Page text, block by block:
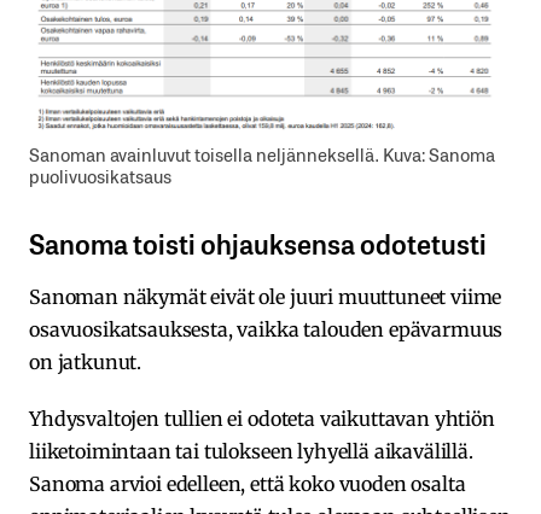
Sanoman avainluvut toisella neljänneksellä. Kuva: Sanoma
puolivuosikatsaus
Sanoma toisti ohjauksensa odotetusti
Sanoman näkymät eivät ole juuri muuttuneet viime
osavuosikatsauksesta, vaikka talouden epävarmuus
on jatkunut.
Yhdysvaltojen tullien ei odoteta vaikuttavan yhtiön
liiketoimintaan tai tulokseen lyhyellä aikavälillä.
Sanoma arvioi edelleen, että koko vuoden osalta